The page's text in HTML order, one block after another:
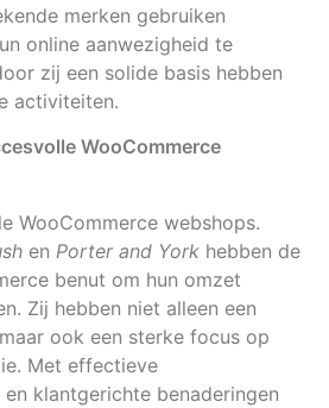
merken gebruiken
online aanwezigheid te
zij een solide basis hebben
activiteiten.
WooCommerce
WooCommerce webshops.
en Porter and York hebben de
benut om hun omzet
Zij hebben niet alleen een
ook een sterke focus op
Met effectieve
klantgerichte benaderingen